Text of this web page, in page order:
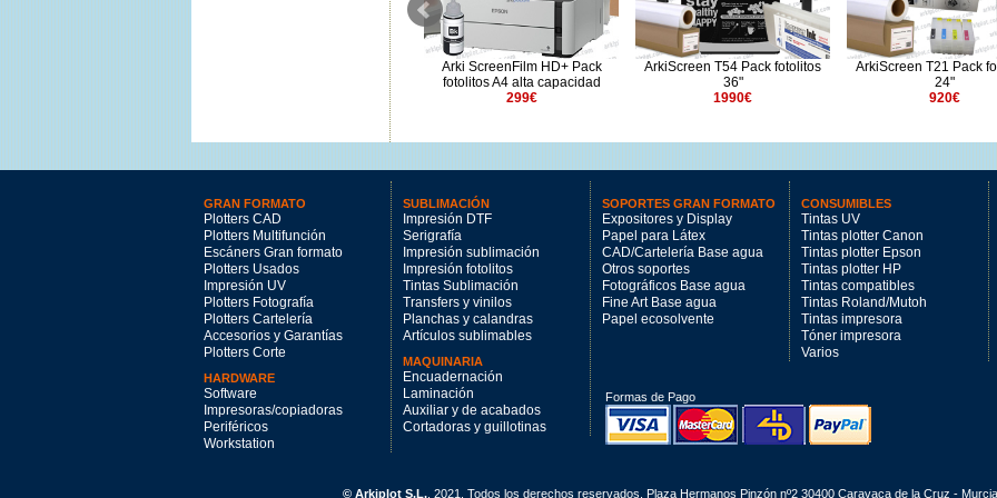
Arki ScreenFilm HD+ Pack
Arki ScreenFilm HD+ Pack
fotolitos A4 alta capacidad
299€
ArkiScreen T54 Pack fotolitos
36"
1990€
ArkiScreen T21 Pack
24"
920€
GRAN FORMATO
Plotters CAD
Plotters Multifunción
Escáners Gran formato
Plotters Usados
Impresión UV
Plotters Fotografía
Plotters Cartelería
Accesorios y Garantías
Plotters Corte
HARDWARE
Software
Impresoras/copiadoras
Periféricos
Workstation
SUBLIMACIÓN
Impresión DTF
Serigrafía
Impresión sublimación
Impresión fotolitos
Tintas Sublimación
Transfers y vinilos
Planchas y calandras
Artículos sublimables
MAQUINARIA
Encuadernación
Laminación
Auxiliar y de acabados
Cortadoras y guillotinas
SOPORTES GRAN FORMATO
Expositores y Display
Papel para Látex
CAD/Cartelería Base agua
Otros soportes
Fotográficos Base agua
Fine Art Base agua
Papel ecosolvente
CONSUMIBLES
Tintas UV
Tintas plotter Canon
Tintas plotter Epson
Tintas plotter HP
Tintas compatibles
Tintas Roland/Mutoh
Tintas impresora
Tóner impresora
Varios
Formas de Pago
© Arkiplot S.L., 2021. Todos los derechos reservados. Plaza Hermanos Pinzón nº2 30400 Caravaca de la Cruz -